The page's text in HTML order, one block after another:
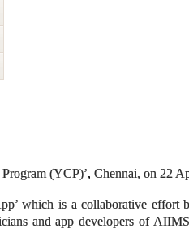
(YCP)’, Chennai, on 22
which is a collaborative
and app developers of